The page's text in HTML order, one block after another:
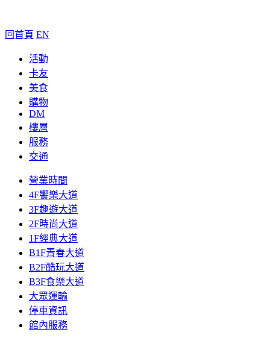
回首頁 EN
活動
卡友
美食
購物
DM
樓層
服務
交通
營業時間
4F饗樂大道
3F趣遊大道
2F時尚大道
1F經典大道
B1F青春大道
B2F酷玩大道
B3F食樂大道
大眾運輸
停車資訊
館內服務